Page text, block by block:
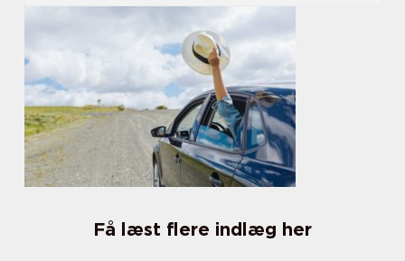
Få læst flere indlæg her